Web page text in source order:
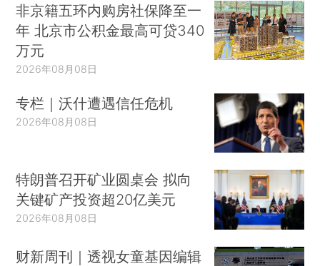
非京籍五环内购房社保降至一
年 北京市公积金最高可贷340
万元
2026年08月08日
专栏｜沃什遭遇信任危机
2026年08月08日
特朗普召开矿业圆桌会 拟向
关键矿产投资超20亿美元
2026年08月08日
财新周刊｜透视女童基因编辑